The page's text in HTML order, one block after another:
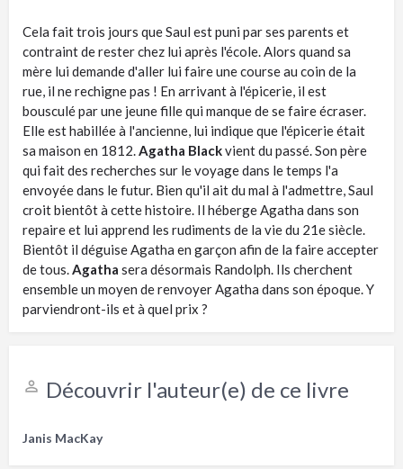
Cela fait trois jours que Saul est puni par ses parents et
contraint de rester chez lui après l'école. Alors quand sa
mère lui demande d'aller lui faire une course au coin de la
rue, il ne rechigne pas ! En arrivant à l'épicerie, il est
bousculé par une jeune fille qui manque de se faire écraser.
Elle est habillée à l'ancienne, lui indique que l'épicerie était
sa maison en 1812. Agatha Blackvient du passé. Son père
qui fait des recherches sur le voyage dans le temps l'a
envoyée dans le futur. Bien qu'il ait du mal à l'admettre, Saul
croit bientôt à cette histoire. Il héberge Agatha dans son
repaire et lui apprend les rudiments de la vie du 21e siècle.
Bientôt il déguise Agatha en garçon afin de la faire accepter
de tous. Agatha sera désormais Randolph. Ils cherchent
ensemble un moyen de renvoyer Agatha dans son époque. Y
parviendront-ils et à quel prix ?
Découvrir l'auteur(e) de ce livre
Janis MacKay